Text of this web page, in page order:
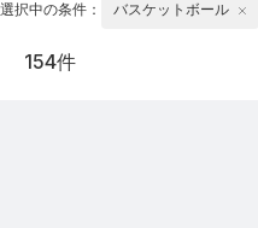
選択中の条件： バスケットボール
154件